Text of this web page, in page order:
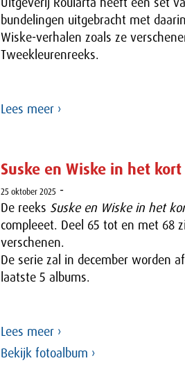
bundelingen uitgebracht met
Wiske-verhalen zoals ze
Tweekleurenreeks.
Lees meer ›
Suske en Wiske in het
25 oktober 2025 -
De reeks Suske en Wiske in het
compleeet. Deel 65 tot en met 68
verschenen.
De serie zal in december worden
laatste 5 albums.
Lees meer ›
Bekijk fotoalbum ›